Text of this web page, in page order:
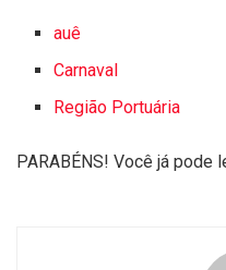
auê
Carnaval
Região Portuária
PARABÉNS! Você já pode